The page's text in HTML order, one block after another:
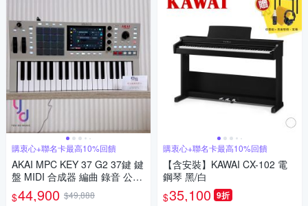
購衷心+聯名卡最高10%回饋
AKAI MPC KEY 37 G2 37鍵 鍵
盤 MIDI 合成器 編曲 錄音 公司
$44,900 $49,888
購衷心+聯名卡最高10%回饋
【含安裝】KAWAI CX-102 電
鋼琴 黑/白
$35,100 9折